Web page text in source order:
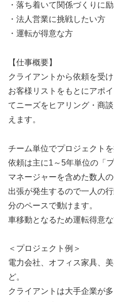
・落ち着いて関係づくりに
・法人営業に挑戦したい方
・運転が得意な方
【仕事概要】
クライアントから依頼を受
お客様リストをもとにアポ
てニーズをヒアリング・商
えます。
チーム単位でプロジェクト
依頼は主に1～5年単位の「
マネージャーを含めた数人の
出張が発生するので一人の
分のペースで動けます。
車移動となるため運転得意な
＜プロジェクト例＞
電力会社、オフィス家具、
ど。
クライアントは大手企業が